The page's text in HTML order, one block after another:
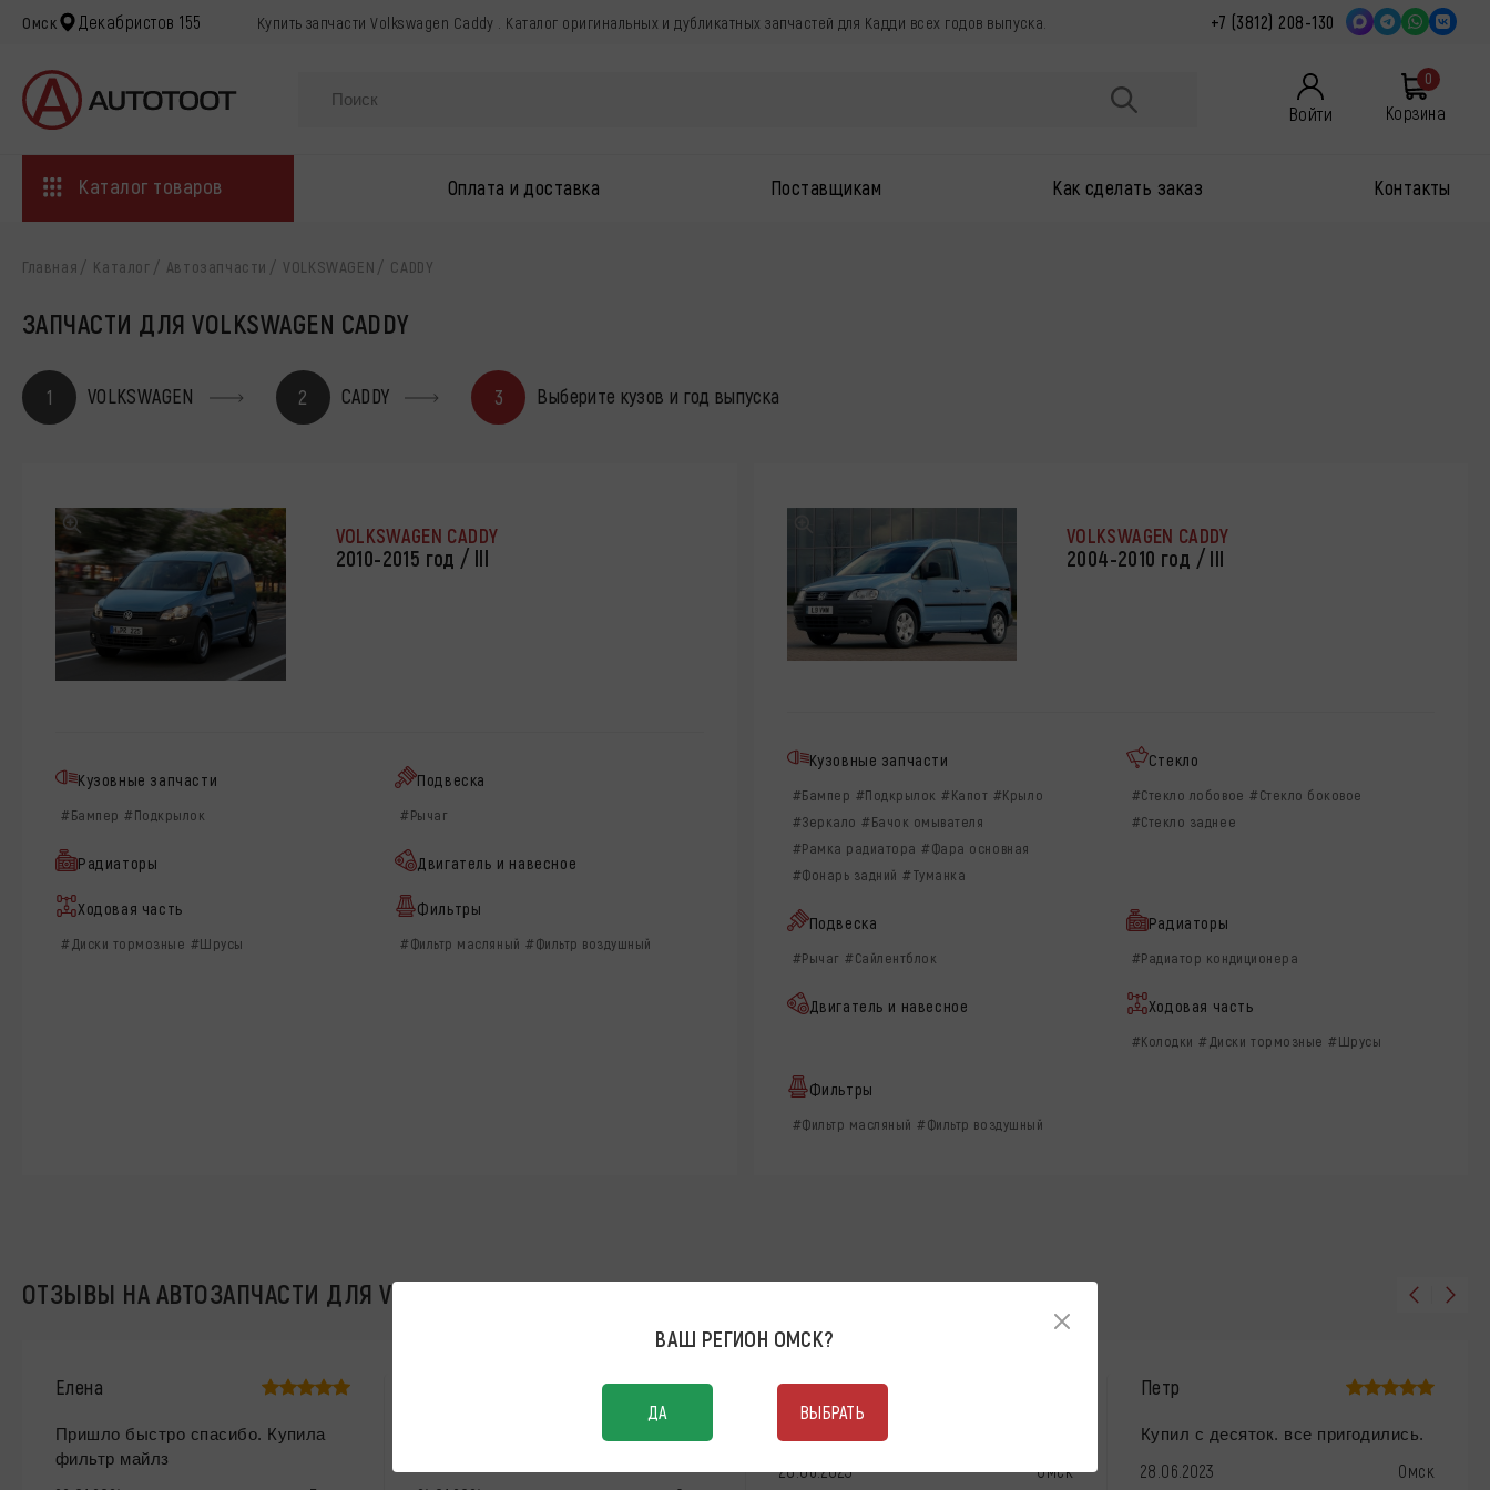
Омск Декабристов 155 Купить запчасти Volkswagen Caddy . Каталог оригинальных и дубликатных запчастей для Кадди всех годов выпуска. +7 (3812) 208-130
Войти
0
Корзина
Каталог товаров Оплата и доставка Поставщикам Как сделать заказ Контакты
Главная Каталог Автозапчасти VOLKSWAGEN CADDY
ЗАПЧАСТИ ДЛЯ VOLKSWAGEN CADDY
1 VOLKSWAGEN 2 CADDY 3 Выберите кузов и год выпуска
VOLKSWAGEN CADDY
2010-2015 год / lll
Кузовные запчасти
#Бампер #Подкрылок
Подвеска
#Рычаг
Радиаторы Двигатель и навесное
Ходовая часть
#Диски тормозные #Шрусы
Фильтры
#Фильтр масляный #Фильтр воздушный
VOLKSWAGEN CADDY
2004-2010 год / III
Кузовные запчасти
#Бампер #Подкрылок #Капот #Крыло
#Зеркало #Бачок омывателя
#Рамка радиатора #Фара основная
#Фонарь задний #Туманка
Стекло
#Стекло лобовое #Стекло боковое
#Стекло заднее
Подвеска
#Рычаг #Сайлентблок
Радиаторы
#Радиатор кондиционера
Двигатель и навесное Ходовая часть
#Колодки #Диски тормозные #Шрусы
Фильтры
#Фильтр масляный #Фильтр воздушный
ОТЗЫВЫ НА АВТОЗАПЧАСТИ ДЛЯ VOLKSWAGEN CADDY
Елена
Пришло быстро спасибо. Купила
фильтр майлз
Привет. Всегда покупаю MANN.
Иван Иваныч
Качество надежное
28.06.2023 Омск
Петр
Купил с десяток. все пригодились.
28.06.2023 Омск
ВАШ РЕГИОН ОМСК?
ДА ВЫБРАТЬ